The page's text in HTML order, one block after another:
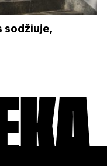
sodžiuje,